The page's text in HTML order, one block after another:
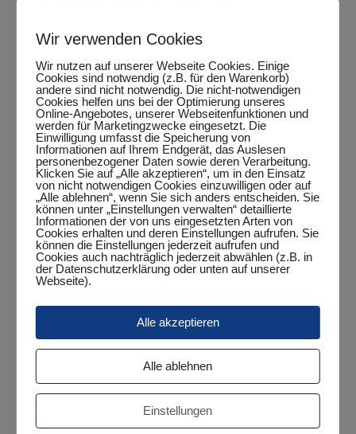
0
für
Grimm on Juni 7, 2018
Sechs Starter aus
Sengwarden bei der
Endrangliste
0 0 Mehr lesen
bei
Grimm on
„Erster, Dritter, Vierter…
und nicht Letzte!“
0 0 Mehr lesen-
Wir verwenden Cookies
Wir nutzen auf unserer Webseite Cookies. Einige
Cookies sind notwendig (z.B. für den Warenkorb)
andere sind nicht notwendig. Die nicht-notwendigen
Cookies helfen uns bei der Optimierung unseres
Online-Angebotes, unserer Webseitenfunktionen und
werden für Marketingzwecke eingesetzt. Die
Einwilligung umfasst die Speicherung von
Informationen auf Ihrem Endgerät, das Auslesen
personenbezogener Daten sowie deren Verarbeitung.
Klicken Sie auf „Alle akzeptieren“, um in den Einsatz
von nicht notwendigen Cookies einzuwilligen oder auf
„Alle ablehnen“, wenn Sie sich anders entscheiden. Sie
können unter „Einstellungen verwalten“ detaillierte
Informationen der von uns eingesetzten Arten von
Cookies erhalten und deren Einstellungen aufrufen. Sie
können die Einstellungen jederzeit aufrufen und
Cookies auch nachträglich jederzeit abwählen (z.B. in
der Datenschutzerklärung oder unten auf unserer
Webseite).
Alle akzeptieren
Alle ablehnen
Einstellungen